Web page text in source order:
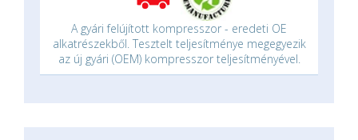
A gyári felújított kompresszor - eredeti OE
alkatrészekből. Tesztelt teljesítménye megegyezik
az új gyári (OEM) kompresszor teljesítményével.